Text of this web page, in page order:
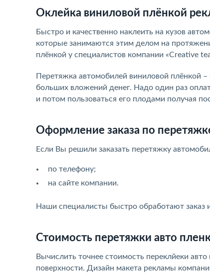
Оклейка виниловой плёнкой
Быстро и качественно наклеить на кузов
которые занимаются этим делом на
плёнкой у специалистов компании «Creative
Перетяжка автомобилей виниловой плёнкой
больших вложений денег. Надо один раз
и потом пользоваться его плодами получая
Оформление заказа по
Если Вы решили заказать перетяжку
по телефону;
на сайте компании.
Наши специалисты быстро обработают заказ
Стоимость перетяжки авто
Вычислить точнее стоимость переклйеки
поверхности. Дизайн макета рекламы